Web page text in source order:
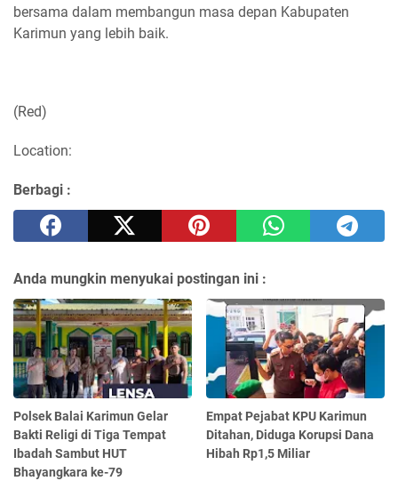
bersama dalam membangun masa depan Kabupaten
Karimun yang lebih baik.
(Red)
Location:
Berbagi :
Anda mungkin menyukai postingan ini :
Polsek Balai Karimun Gelar
Bakti Religi di Tiga Tempat
Ibadah Sambut HUT
Bhayangkara ke-79
Empat Pejabat KPU Karimun
Ditahan, Diduga Korupsi Dana
Hibah Rp1,5 Miliar